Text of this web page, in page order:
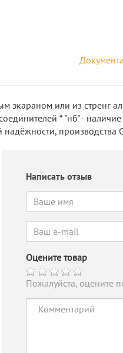
экараном или из стренг
* "нб" -
производства
Написать отзыв
Оцените товар
Пожалуйста, оцените